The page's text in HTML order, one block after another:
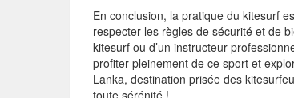
En conclusion, la pratique du kitesurf
respecter les règles de sécurité et de
kitesurf ou d’un instructeur
profiter pleinement de ce sport et
Lanka, destination prisée des
toute sérénité !